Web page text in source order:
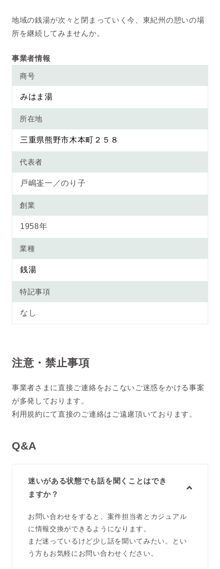
地域の銭湯が次々と閉まっていく今、東紀州の憩いの場
所を継続してみませんか。
事業者情報
商号
みはま湯
所在地
三重県熊野市木本町２５８
代表者
戸嶋崟一／のり子
創業
1958年
業種
銭湯
特記事項
なし
注意・禁止事項
事業者さまに直接ご連絡をおこないご迷惑をかける事案
が多発しております。
利用規約にて直接のご連絡はご遠慮頂いております。
Q&A
迷いがある状態でも話を聞くことはでき
ますか？
お問い合わせをすると、案件担当者とカジュアル
に情報交換ができるようになります。
まだ迷っているけど少し話を聞いてみたい。とい
う方もお気軽にお問い合わせください。